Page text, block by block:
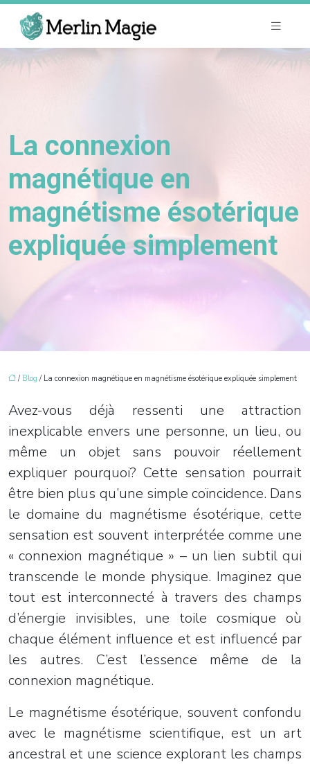
La connexion
magnétique en
magnétisme ésotérique
expliquée simplement
/ Blog / La connexion magnétique en magnétisme ésotérique expliquée simplement
Avez-vous déjà ressenti une attraction
inexplicable envers une personne, un lieu, ou
même un objet sans pouvoir réellement
expliquer pourquoi? Cette sensation pourrait
être bien plus qu’une simple coïncidence. Dans
le domaine du magnétisme ésotérique, cette
sensation est souvent interprétée comme une
« connexion magnétique » – un lien subtil qui
transcende le monde physique. Imaginez que
tout est interconnecté à travers des champs
d’énergie invisibles, une toile cosmique où
chaque élément influence et est influencé par
les autres. C’est l’essence même de la
connexion magnétique.
Le magnétisme ésotérique, souvent confondu
avec le magnétisme scientifique, est un art
ancestral et une science explorant les champs